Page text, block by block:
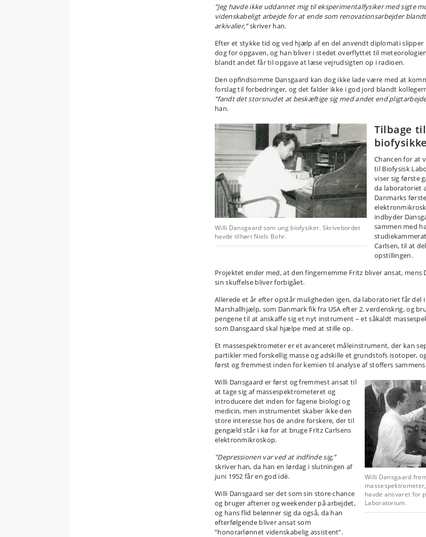
”Jeg havde ikke uddannet mig til eksperimentalfysiker med sigte
videnskabeligt arbejde for at ende som renovationsarbejder
arkivalier,”skriver han.
Efter et stykke tid og ved hjælp af en del anvendt diplomati slipper
dog for opgaven, og han bliver i stedet overflyttet til
blandt andet får til opgave at læse vejrudsigten op i radioen.
Den opfindsomme Dansgaard kan dog ikke lade være med at
forslag til forbedringer, og det falder ikke i god jord blandt
”fandt det storsnudet at beskæftige sig med andet end
han.
Willi Dansgaard som ung biofysiker. Skrivebordet
havde tilhørt Niels Bohr.
Tilbage til
Chancen for at
til Biofysisk
viser sig første
da laboratoriet
Danmarks første
indbyder
sammen med
Carlsen, til at
opstillingen.
Projektet ender med, at den fingernemme Fritz bliver ansat, mens
sin skuffelse bliver forbigået.
Allerede et år efter opstår muligheden igen, da laboratoriet får del i
Marshallhjælp, som Danmark fik fra USA efter 2. verdenskrig, og
pengene til at anskaffe sig et nyt instrument – et såkaldt
som Dansgaard skal hjælpe med at stille op.
Et massespektrometer er et avanceret måleinstrument, der kan
partikler med forskellig masse og adskille et grundstofs isotoper,
først og fremmest inden for kemien til analyse af stoffers
Willi Dansgaard
havde ansvaret for
Laboratorium.
Willi Dansgaard er først og fremmest ansat til
at tage sig af massespektrometeret og
introducere det inden for fagene biologi og
medicin, men instrumentet skaber ikke den
store interesse hos de andre forskere, der til
gengæld står i kø for at bruge Fritz Carlsens
elektronmikroskop.
”Depressionen var ved at indfinde sig,”
skriver han, da han en lørdag i slutningen af
juni 1952 får en god idé.
Willi Dansgaard ser det som sin store chance
og bruger aftener og weekender på arbejdet,
og hans flid belønner sig da også, da han
efterfølgende bliver ansat som
”honorarlønnet videnskabelig assistent”.